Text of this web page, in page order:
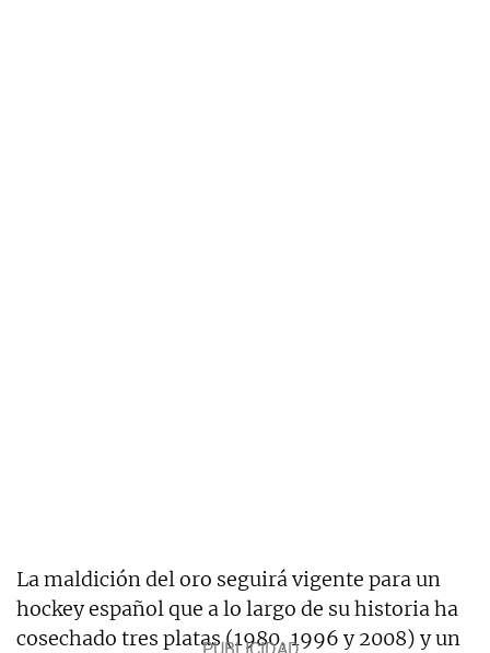
La maldición del oro seguirá vigente para un
hockey español que a lo largo de su historia ha
cosechado tres platas (1980, 1996 y 2008) y un